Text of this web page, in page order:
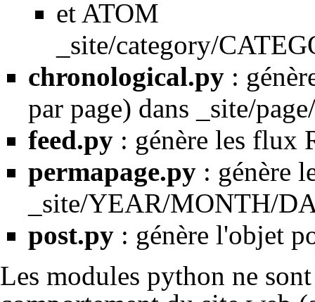
et ATOM
_site/category/
chronological.py :
par page) dans _site/
feed.py : génère les flux
permapage.py : génère
_site/YEAR/MONTH/
post.py : génère l'objet
Les modules python ne